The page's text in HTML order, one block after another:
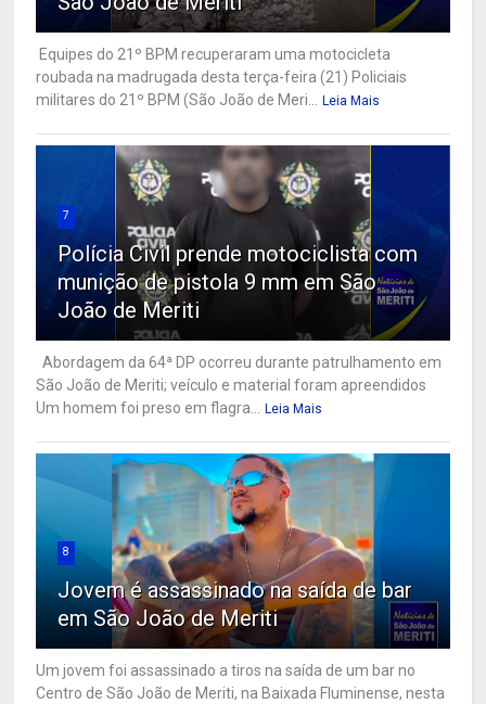
Equipes do 21º BPM recuperaram uma motocicleta
roubada na madrugada desta terça-feira (21) Policiais
militares do 21º BPM (São João de Meri... Leia Mais
7
Polícia Civil prende motociclista com
munição de pistola 9 mm em São
João de Meriti
Abordagem da 64ª DP ocorreu durante patrulhamento em
São João de Meriti; veículo e material foram apreendidos
Um homem foi preso em flagra... Leia Mais
8
Jovem é assassinado na saída de bar
em São João de Meriti
Um jovem foi assassinado a tiros na saída de um bar no
Centro de São João de Meriti, na Baixada Fluminense, nesta